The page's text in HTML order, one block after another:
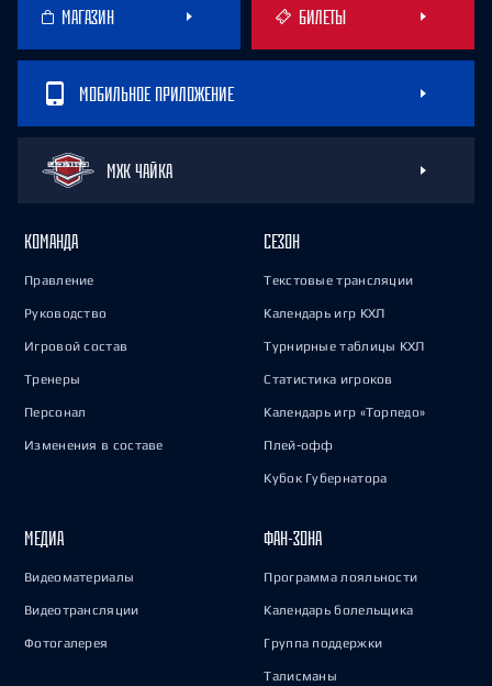
МАГАЗИН БИЛЕТЫ
МОБИЛЬНОЕ ПРИЛОЖЕНИЕ
МХК ЧАЙКА
КОМАНДА
Правление
Руководство
Игровой состав
Тренеры
Персонал
Изменения в составе
СЕЗОН
Текстовые трансляции
Календарь игр КХЛ
Турнирные таблицы КХЛ
Статистика игроков
Календарь игр «Торпедо»
Плей-офф
Кубок Губернатора
МЕДИА
Видеоматериалы
Видеотрансляции
Фотогалерея
ФАН-ЗОНА
Программа лояльности
Календарь болельщика
Группа поддержки
Талисманы